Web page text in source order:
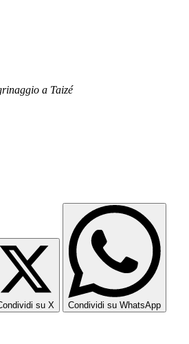
a Taizé
su X Condividi su WhatsApp